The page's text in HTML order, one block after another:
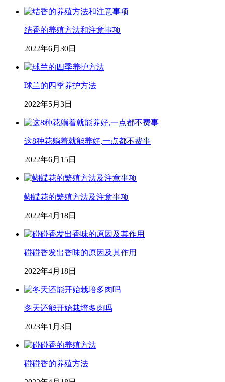
结香的养殖方法和注意事项
2022年6月30日
球兰的四季养护方法
2022年5月3日
这8种花躺着就能养好,一点都不费事
2022年6月15日
蝴蝶花的繁殖方法及注意事项
2022年4月18日
碰碰香发出香味的原因及其作用
2022年4月18日
冬天还能开始栽培多肉吗
2023年1月3日
碰碰香的养殖方法